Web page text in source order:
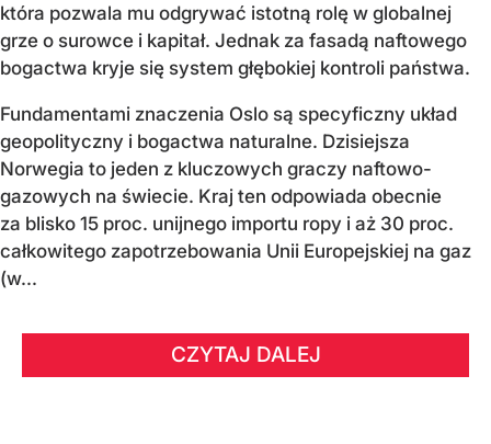
która pozwala mu odgrywać istotną rolę w globalnej
grze o surowce i kapitał. Jednak za fasadą naftowego
bogactwa kryje się system głębokiej kontroli państwa.
Fundamentami znaczenia Oslo są specyficzny układ
geopolityczny i bogactwa naturalne. Dzisiejsza
Norwegia to jeden z kluczowych graczy naftowo-
gazowych na świecie. Kraj ten odpowiada obecnie
za blisko 15 proc. unijnego importu ropy i aż 30 proc.
całkowitego zapotrzebowania Unii Europejskiej na gaz
(w...
CZYTAJ DALEJ